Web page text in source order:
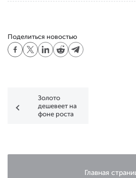
Поделиться новостью
Золото
дешевеет на
фоне роста
Главная